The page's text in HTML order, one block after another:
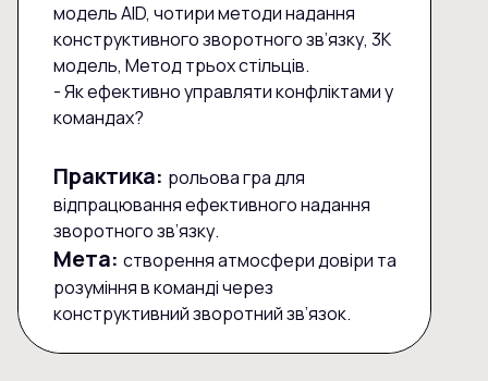
модель AID, чотири методи надання
конструктивного зворотного зв’язку, 3К
модель, Метод трьох стільців.
- Як ефективно управляти конфліктами у
командах?
Практика: рольова гра для
відпрацювання ефективного надання
зворотного зв’язку.
Мета: створення атмосфери довіри та
розуміння в команді через
конструктивний зворотний зв’язок.